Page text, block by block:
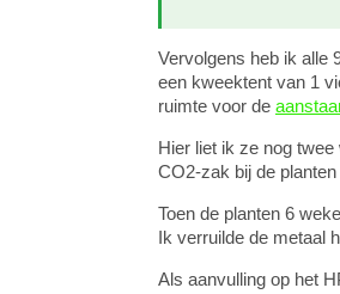
Vervolgens heb ik alle
een kweektent van 1
ruimte voor de
Hier liet ik ze nog
CO2-zak bij de
Toen de planten 6
Ik verruilde de metaal
Als aanvulling op het